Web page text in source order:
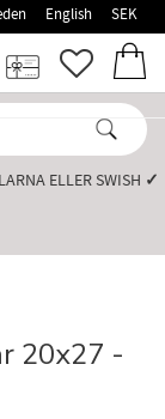
English SEK
ELLER SWISH️ ✓
20x27 -